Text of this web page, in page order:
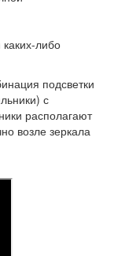
либо
подсветки
с
располагают
возле зеркала